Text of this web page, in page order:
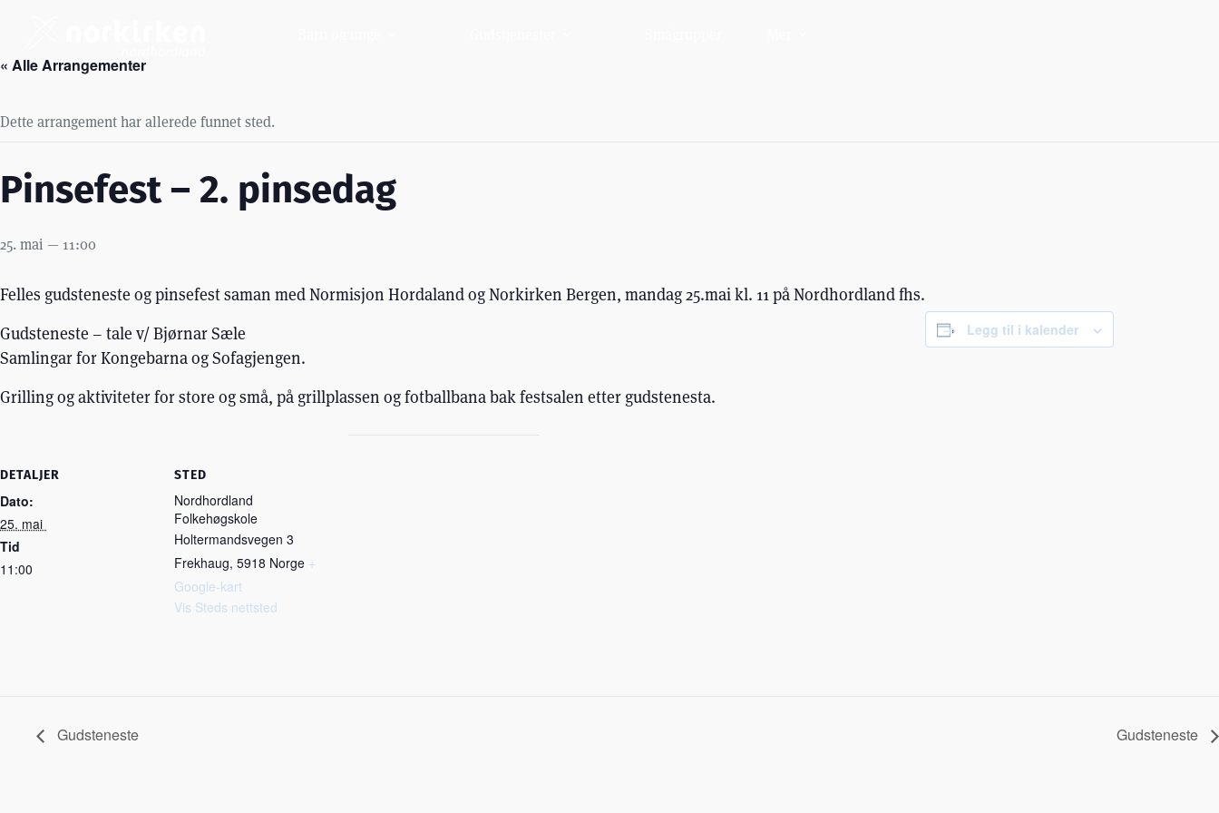
« Alle Arrangementer
Dette arrangement har allerede funnet sted.
Pinsefest – 2. pinsedag
25. mai — 11:00
Felles gudsteneste og pinsefest saman med Normisjon Hordaland og Norkirken Bergen, mandag 25.mai kl. 11 på Nordhordland fhs.
Gudsteneste – tale v/ Bjørnar Sæle
Samlingar for Kongebarna og Sofagjengen.
Grilling og aktiviteter for store og små, på grillplassen og fotballbana bak festsalen etter gudstenesta.
Legg til i kalender
DETALJER
Dato:
25. mai
Tid
11:00
STED
Nordhordland
Folkehøgskole
Holtermandsvegen 3
Frekhaug, 5918 Norge +
Google-kart
Vis Steds nettsted
Gudsteneste Gudsteneste